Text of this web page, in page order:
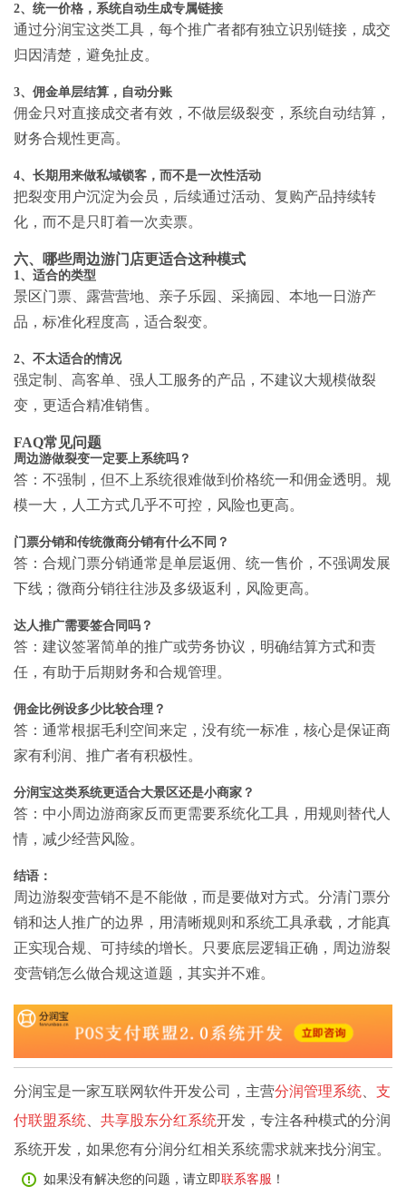
2、统一价格，系统自动生成专属链接
通过分润宝这类工具，每个推广者都有独立识别链接，成交
归因清楚，避免扯皮。
3、佣金单层结算，自动分账
佣金只对直接成交者有效，不做层级裂变，系统自动结算，
财务合规性更高。
4、长期用来做私域锁客，而不是一次性活动
把裂变用户沉淀为会员，后续通过活动、复购产品持续转
化，而不是只盯着一次卖票。
六、哪些周边游门店更适合这种模式
1、适合的类型
景区门票、露营营地、亲子乐园、采摘园、本地一日游产
品，标准化程度高，适合裂变。
2、不太适合的情况
强定制、高客单、强人工服务的产品，不建议大规模做裂
变，更适合精准销售。
FAQ常见问题
周边游做裂变一定要上系统吗？
答：不强制，但不上系统很难做到价格统一和佣金透明。规
模一大，人工方式几乎不可控，风险也更高。
门票分销和传统微商分销有什么不同？
答：合规门票分销通常是单层返佣、统一售价，不强调发展
下线；微商分销往往涉及多级返利，风险更高。
达人推广需要签合同吗？
答：建议签署简单的推广或劳务协议，明确结算方式和责
任，有助于后期财务和合规管理。
佣金比例设多少比较合理？
答：通常根据毛利空间来定，没有统一标准，核心是保证商
家有利润、推广者有积极性。
分润宝这类系统更适合大景区还是小商家？
答：中小周边游商家反而更需要系统化工具，用规则替代人
情，减少经营风险。
结语：
周边游裂变营销不是不能做，而是要做对方式。分清门票分
销和达人推广的边界，用清晰规则和系统工具承载，才能真
正实现合规、可持续的增长。只要底层逻辑正确，周边游裂
变营销怎么做合规这道题，其实并不难。
分润宝是一家互联网软件开发公司，主营分润管理系统
支
付联盟系统
共享股东分红系统开发，专注各种模式的分润
系统开发，如果您有分润分红相关系统需求就来找分润宝。
如果没有解决您的问题，请立即联系客服 ！